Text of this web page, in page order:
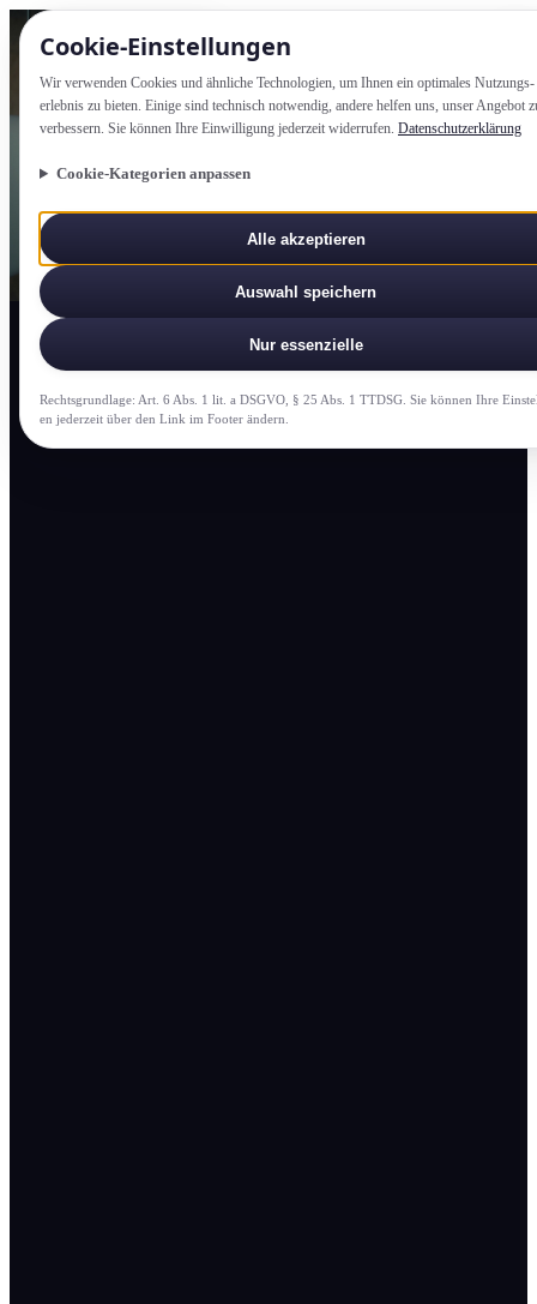
Cookie-Einstellung­en
Wir verwenden Cookies und ähnliche Technologien, um Ihnen ein optimales Nutzungs­
erlebnis zu bieten. Einige sind technisch notwendig, andere helfen uns, unser Angebot
verbessern. Sie können Ihre Einwilligung jederzeit widerrufen. Datenschutzerklärung
Cookie-Kategorien anpassen
Alle akzeptieren
Auswahl speichern
Nur essenzielle
Rechtsgrundlage: Art. 6 Abs. 1 lit. a DSGVO, § 25 Abs. 1 TTDSG. Sie können Ihre
en jederzeit über den Link im Footer ändern.